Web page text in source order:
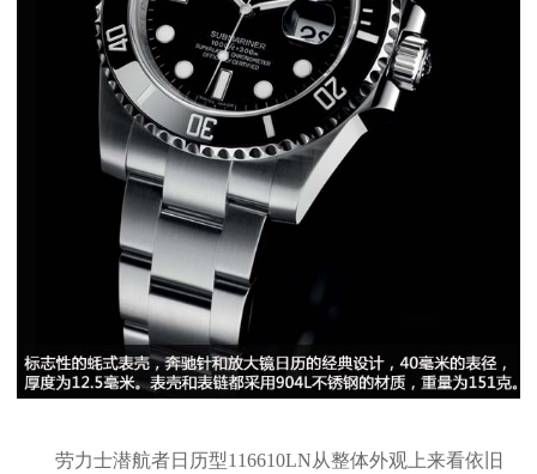
劳力士潜航者日历型116610LN从整体外观上来看依旧